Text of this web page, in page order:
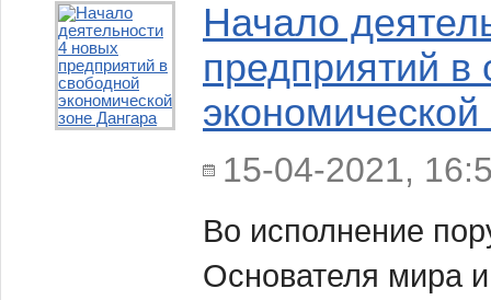
Начало
предприятий в
15-04-2021,
Во исполнение
Основателя мира